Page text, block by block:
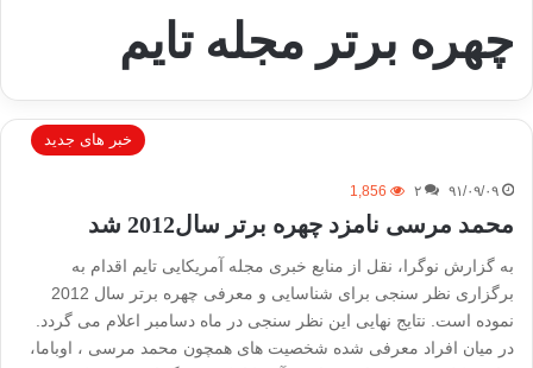
چهره برتر مجله تایم
خبر های جدید
۹۱/۰۹/۰۹ ۲ 1,856
محمد مرسی نامزد چهره برتر سال2012 شد
به گزارش نوگرا، نقل از منابع خبری مجله آمریکایی تایم اقدام به
برگزاری نظر سنجی برای شناسایی و معرفی چهره برتر سال 2012
نموده است. نتایج نهایی این نظر سنجی در ماه دسامبر اعلام می گردد.
در میان افراد معرفی شده شخصیت های همچون محمد مرسی ، اوباما،